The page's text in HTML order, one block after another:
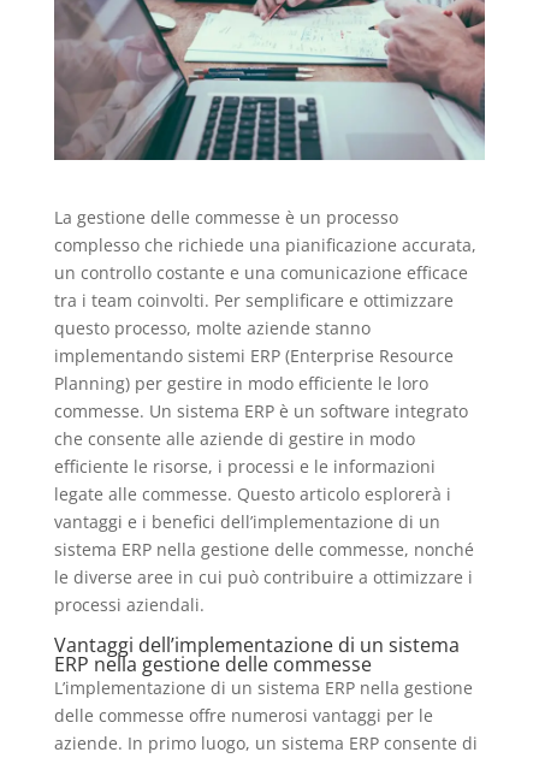
La gestione delle commesse è un processo
complesso che richiede una pianificazione accurata,
un controllo costante e una comunicazione efficace
tra i team coinvolti. Per semplificare e ottimizzare
questo processo, molte aziende stanno
implementando sistemi ERP (Enterprise Resource
Planning) per gestire in modo efficiente le loro
commesse. Un sistema ERP è un software integrato
che consente alle aziende di gestire in modo
efficiente le risorse, i processi e le informazioni
legate alle commesse. Questo articolo esplorerà i
vantaggi e i benefici dell’implementazione di un
sistema ERP nella gestione delle commesse, nonché
le diverse aree in cui può contribuire a ottimizzare i
processi aziendali.
Vantaggi dell’implementazione di un sistema
ERP nella gestione delle commesse
L’implementazione di un sistema ERP nella gestione
delle commesse offre numerosi vantaggi per le
aziende. In primo luogo, un sistema ERP consente di